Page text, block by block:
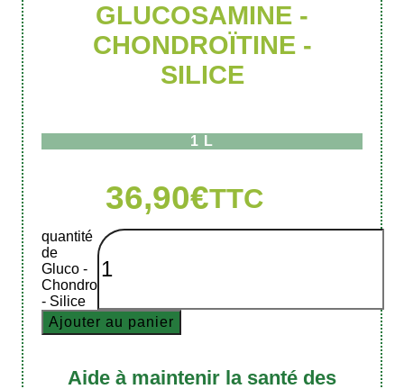
GLUCOSAMINE -
CHONDROÏTINE -
SILICE
1 L
36,90€TTC
quantité
de
Gluco -
Chondro
- Silice
Ajouter au panier
Aide à maintenir la santé des